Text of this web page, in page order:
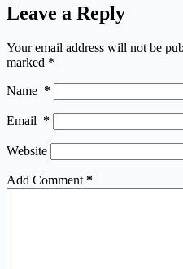
Leave a Reply
Your email address will not be
marked *
Name *
Email *
Website
Add Comment *